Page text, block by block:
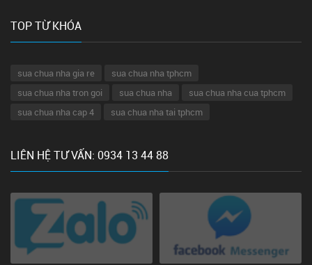
TOP TỪ KHÓA
sua chua nha gia re
sua chua nha tphcm
sua chua nha tron goi
sua chua nha
sua chua nha cua tphcm
sua chua nha cap 4
sua chua nha tai tphcm
LIÊN HỆ TƯ VẤN: 0934 13 44 88